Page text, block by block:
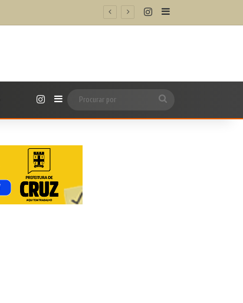
InstagramBarra Lateral
InstagramBarra Lateral
por